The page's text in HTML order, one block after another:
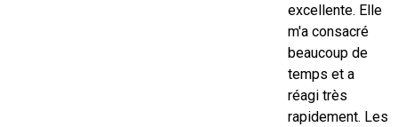
excellente. Elle
m'a consacré
beaucoup de
temps et a
réagi très
rapidement. Les